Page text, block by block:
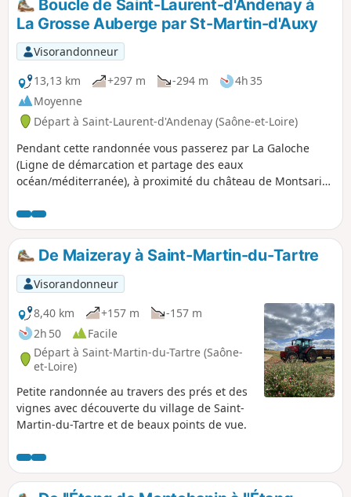
Boucle de Saint-Laurent-d'Andenay à
La Grosse Auberge par St-Martin-d'Auxy
Visorandonneur
13,13 km
+297 m -294 m
4h 35
Moyenne
Départ à Saint-Laurent-d'Andenay (Saône-et-Loire)
Pendant cette randonnée vous passerez par La Galoche
(Ligne de démarcation et partage des eaux
océan/méditerranée), à proximité du château de Montsarin
Grosse Auberge (hameau des Baudots)
De Maizeray à Saint-Martin-du-Tartre
Visorandonneur
8,40 km
+157 m
-157 m
2h 50
Facile
Départ à Saint-Martin-du-Tartre (Saône-
et-Loire)
Petite randonnée au travers des prés et des
vignes avec découverte du village de Saint-
Martin-du-Tartre et de beaux points de vue.